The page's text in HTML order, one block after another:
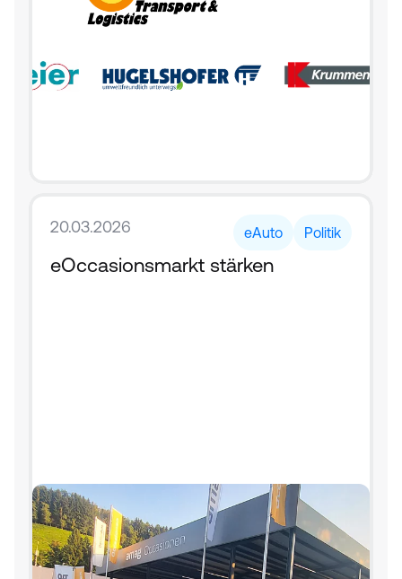
20.03.2026 eAuto Politik
eOccasionsmarkt stärken